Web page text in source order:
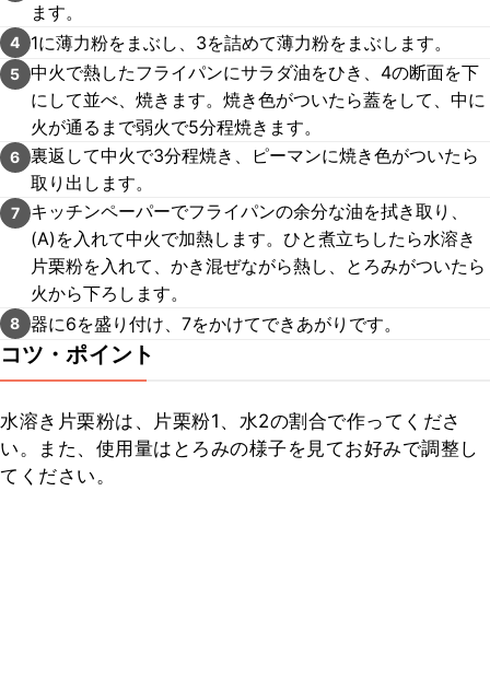
ます。
4 1に薄力粉をまぶし、3を詰めて薄力粉をまぶします。
5 中火で熱したフライパンにサラダ油をひき、4の断面を下
にして並べ、焼きます。焼き色がついたら蓋をして、中に
火が通るまで弱火で5分程焼きます。
6 裏返して中火で3分程焼き、ピーマンに焼き色がついたら
取り出します。
7
キッチンペーパーでフライパンの余分な油を拭き取り、
(A)を入れて中火で加熱します。ひと煮立ちしたら水溶き
片栗粉を入れて、かき混ぜながら熱し、とろみがついたら
火から下ろします。
8 器に6を盛り付け、7をかけてできあがりです。
コツ・ポイント
水溶き片栗粉は、片栗粉1、水2の割合で作ってくださ
い。また、使用量はとろみの様子を見てお好みで調整し
てください。